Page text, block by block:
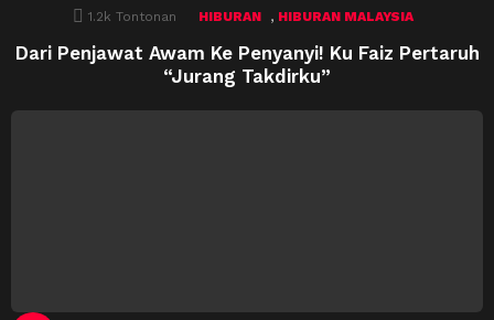
1.2k Tontonan HIBURAN , HIBURAN MALAYSIA
Dari Penjawat Awam Ke Penyanyi! Ku Faiz Pertaruh
“Jurang Takdirku”